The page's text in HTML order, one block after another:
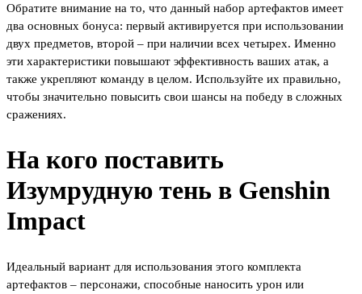
Обратите внимание на то, что данный набор артефактов имеет
два основных бонуса: первый активируется при использовании
двух предметов, второй – при наличии всех четырех. Именно
эти характеристики повышают эффективность ваших атак, а
также укрепляют команду в целом. Используйте их правильно,
чтобы значительно повысить свои шансы на победу в сложных
сражениях.
На кого поставить
Изумрудную тень в Genshin
Impact
Идеальный вариант для использования этого комплекта
артефактов – персонажи, способные наносить урон или